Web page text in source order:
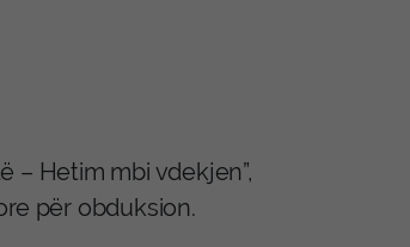
– Hetim mbi vdekjen”,
për obduksion.